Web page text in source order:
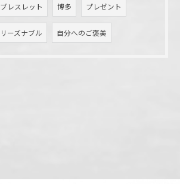
ブレスレット 博多 プレゼント
リーズナブル 自分へのご褒美